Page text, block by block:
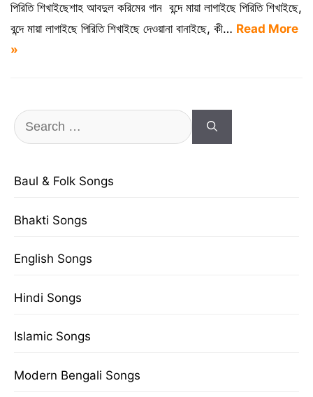
পিরিতি শিখাইছেশাহ আবদুল করিমের গান বন্দে মায়া লাগাইছে পিরিতি শিখাইছে,
বন্দে মায়া লাগাইছে পিরিতি শিখাইছে দেওয়ানা বানাইছে, কী… Read More
»
Search
for:
Baul & Folk Songs
Bhakti Songs
English Songs
Hindi Songs
Islamic Songs
Modern Bengali Songs